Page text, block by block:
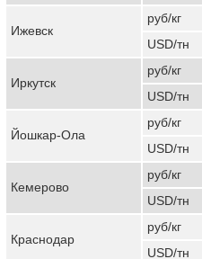
Ижевск
руб/кг
USD/тн
Иркутск
руб/кг
USD/тн
Йошкар-Ола
руб/кг
USD/тн
Кемерово
руб/кг
USD/тн
Краснодар
руб/кг
USD/тн